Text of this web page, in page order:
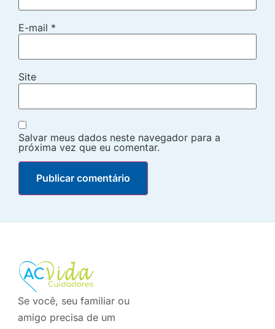
E-mail *
Site
Salvar meus dados neste navegador para a
próxima vez que eu comentar.
Se você, seu familiar ou
amigo precisa de um